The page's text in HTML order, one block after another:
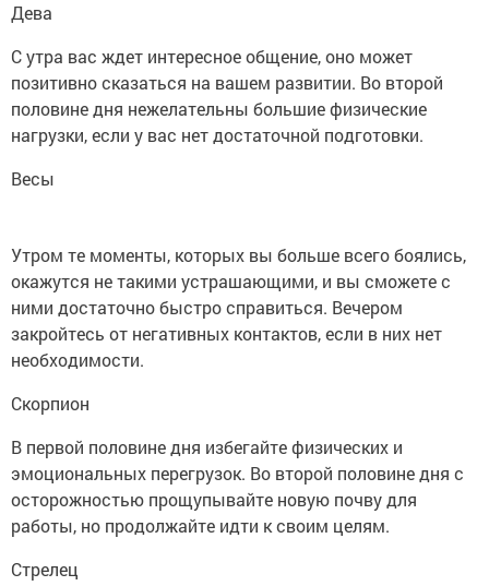
Дева
С утра вас ждет интересное общение, оно может
позитивно сказаться на вашем развитии. Во второй
половине дня нежелательны большие физические
нагрузки, если у вас нет достаточной подготовки.
Весы
Утром те моменты, которых вы больше всего боялись,
окажутся не такими устрашающими, и вы сможете с
ними достаточно быстро справиться. Вечером
закройтесь от негативных контактов, если в них нет
необходимости.
Скорпион
В первой половине дня избегайте физических и
эмоциональных перегрузок. Во второй половине дня с
осторожностью прощупывайте новую почву для
работы, но продолжайте идти к своим целям.
Стрелец